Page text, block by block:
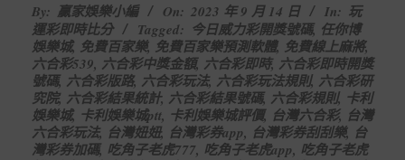
09-
14
By: 贏家娛樂小編 On: 2023 年 9 月 14 日 In: 玩
運彩即時比分
Tagged: 今日威力彩開獎號碼, 任你博
娛樂城, 免費百家樂, 免費百家樂預測軟體, 免費線上麻將,
六合彩539, 六合彩中獎金額, 六合彩即時, 六合彩即時開獎
號碼, 六合彩版路, 六合彩玩法, 六合彩玩法規則, 六合彩研
究院, 六合彩結果統計, 六合彩結果號碼, 六合彩規則, 卡利
娛樂城, 卡利娛樂城ptt, 卡利娛樂城評價, 台灣六合彩, 台灣
六合彩玩法, 台灣妞妞, 台灣彩券app, 台灣彩券刮刮樂, 台
灣彩券加碼, 吃角子老虎777, 吃角子老虎app, 吃角子老虎